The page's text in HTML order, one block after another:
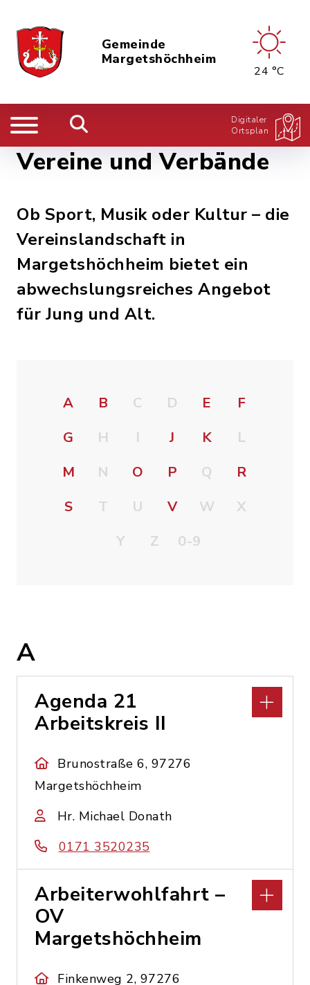
Gemeinde
Margetshöchheim
24 °C
Digitaler
Ortsplan
Vereine und Verbände
Ob Sport, Musik oder Kultur – die
Vereinslandschaft in
Margetshöchheim bietet ein
abwechslungsreiches Angebot
für Jung und Alt.
A B C D E
F
G
H I J K
L
M
N O P Q
R
S
T U V W
X
Y
Z 0-9
A
Agenda 21
Arbeitskreis II
Brunostraße 6, 97276
Margetshöchheim
Hr. Michael Donath
0171 3520235
Arbeiterwohlfahrt –
OV
Margetshöchheim
Finkenweg 2, 97276